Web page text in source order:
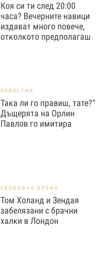
Коя си ти след 20:00
часа? Вечерните навици
издават много повече,
отколкото предполагаш
ИЗВЕСТНИ
Така ли го правиш, тате?“
Дъщерята на Орлин
Павлов го имитира
СВОБОДНО ВРЕМЕ
Том Холанд и Зендая
забелязани с брачни
халки в Лондон